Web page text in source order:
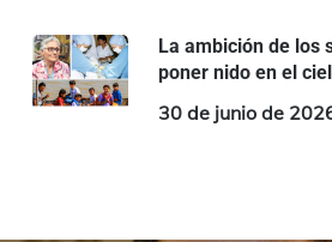
La ambición de los
poner nido en el
30 de junio de